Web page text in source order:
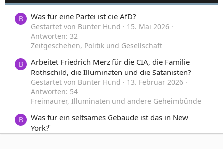
B Was für eine Partei ist die AfD?
Gestartet von Bunter Hund
15. Mai 2026
Antworten: 32
Zeitgeschehen, Politik und Gesellschaft
B
Arbeitet Friedrich Merz für die CIA, die Familie
Rothschild, die Illuminaten und die Satanisten?
Gestartet von Bunter Hund
13. Februar 2026
Antworten: 54
Freimaurer, Illuminaten und andere Geheimbünde
B
Was für ein seltsames Gebäude ist das in New
York?̈